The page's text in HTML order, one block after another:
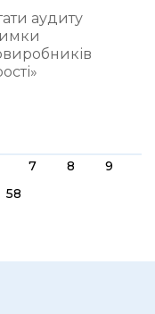
аудиту
7 8
9
58